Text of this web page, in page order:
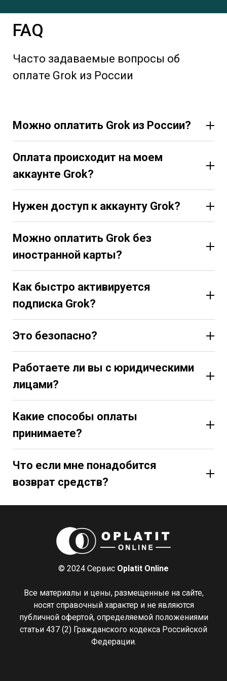
FAQ
Часто задаваемые вопросы об
оплате Grok из России
Можно оплатить Grok из России?
Оплата происходит на моем
аккаунте Grok?
Нужен доступ к аккаунту Grok?
Можно оплатить Grok без
иностранной карты?
Как быстро активируется
подписка Grok?
Это безопасно?
Да, это безопасно. Мы оплачиваем подписку
только по вашей официальной ссылке на оплату
Grok и не запрашиваем доступ к аккаунту. Ваши
данные остаются у вас, а подписка активируется
напрямую на вашем аккаунте официальным
способом.
Работаете ли вы с юридическими
лицами?
Какие способы оплаты
принимаете?
Что если мне понадобится
возврат средств?
© 2024 Сервис Oplatit Online
Все материалы и цены, размещенные на сайте,
носят справочный характер и не являются
публичной офертой, определяемой положениями
статьи 437 (2) Гражданского кодекса Российской
Федерации.